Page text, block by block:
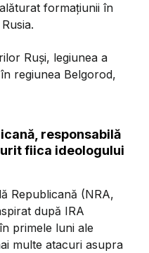
formaţiunii în
Ruşi, legiunea a
regiunea Belgorod,
responsabilă
fiica ideologului
Republicană (NRA,
după IRA
primele luni ale
multe atacuri asupra